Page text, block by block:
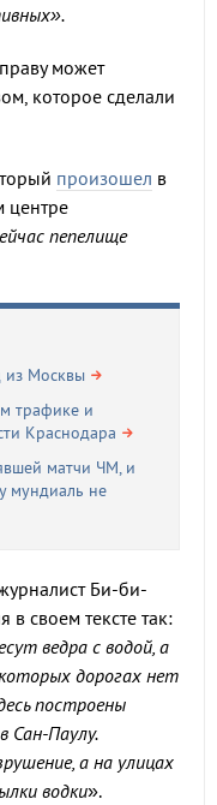
может
которое сделали
произошел в
центре
пепелище
из Москвы
трафике и
Краснодара
матчи ЧМ, и
мундиаль не
Би-би-
в своем тексте так:
ведра с водой, а
дорогах нет
построены
Сан-Паулу.
а на улицах
водки».